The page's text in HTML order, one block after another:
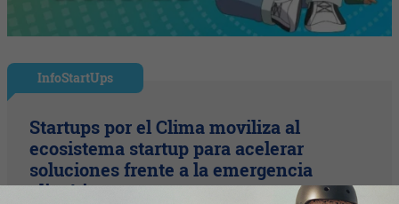
InfoStartUps
Startups por el Clima moviliza al
ecosistema startup para acelerar
soluciones frente a la emergencia
climática